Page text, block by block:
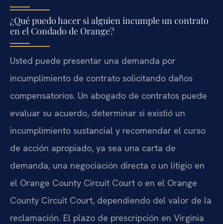
¿Qué puedo hacer si alguien incumple un contrato
en el Condado de Orange?
Usted puede presentar una demanda por
incumplimiento de contrato solicitando daños
compensatorios. Un abogado de contratos puede
evaluar su acuerdo, determinar si existió un
incumplimiento sustancial y recomendar el curso
de acción apropiado, ya sea una carta de
demanda, una negociación directa o un litigio en
el Orange County Circuit Court o en el Orange
County Circuit Court, dependiendo del valor de la
reclamación. El plazo de prescripción en Virginia